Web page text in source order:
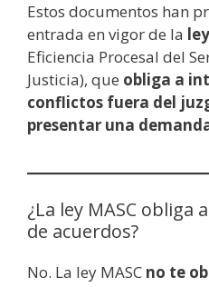
Estos documentos han
entrada en vigor de la
Eficiencia Procesal del
Justicia), que obliga a
conflictos fuera del
presentar una
¿La ley MASC obliga
de acuerdos?
No. La ley MASC no te